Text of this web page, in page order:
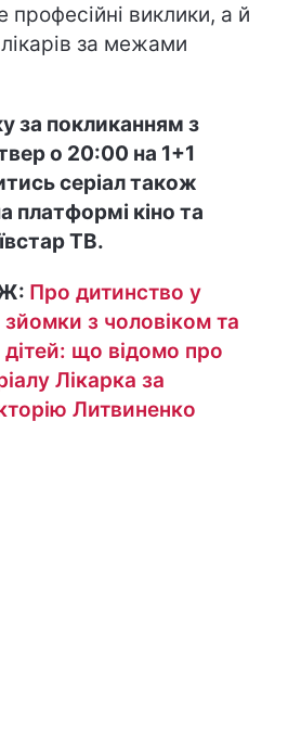
професійні виклики, а й
за межами
за покликанням з
о 20:00 на 1+1
серіал також
платформі кіно та
ТВ.
Про дитинство у
зйомки з чоловіком та
що відомо про
Лікарка за
Литвиненко